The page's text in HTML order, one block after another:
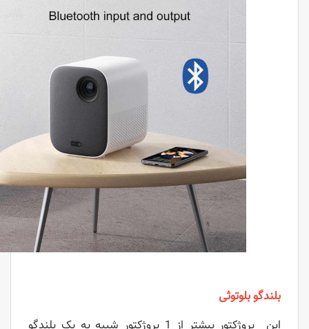
بلندگو بلوتوثی
این پروژکتور بیشتر از 1 پروژکتور شبیه به یک بلندگو